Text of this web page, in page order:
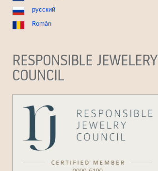
русский
Român
RESPONSIBLE JEWELERY
COUNCIL